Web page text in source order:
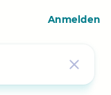
Anmelden